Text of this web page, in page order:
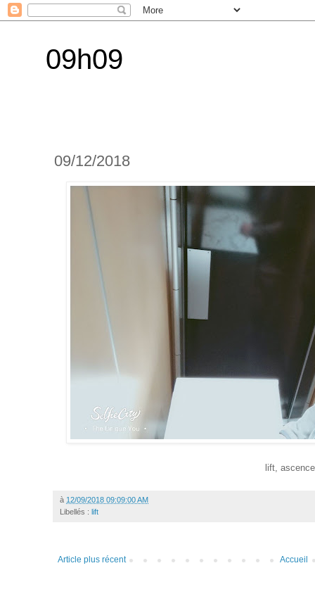
09h09
09/12/2018
lift,
à 12/09/2018 09:09:00 AM
Libellés : lift
Article plus récent Accueil